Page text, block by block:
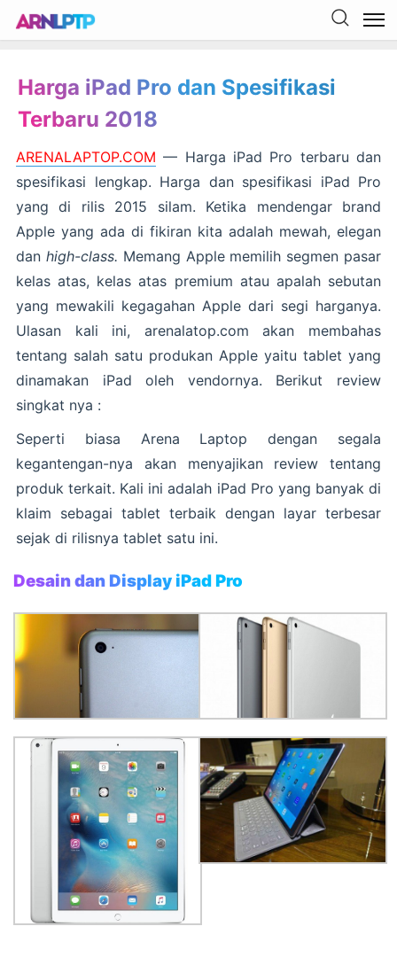
Harga iPad Pro dan Spesifikasi
Terbaru 2018
ARENALAPTOP.COM — Harga iPad Pro terbaru dan
spesifikasi lengkap. Harga dan spesifikasi iPad Pro
yang di rilis 2015 silam. Ketika mendengar brand
Apple yang ada di fikiran kita adalah mewah, elegan
dan high-class. Memang Apple memilih segmen pasar
kelas atas, kelas atas premium atau apalah sebutan
yang mewakili kegagahan Apple dari segi harganya.
Ulasan kali ini, arenalatop.com akan membahas
tentang salah satu produkan Apple yaitu tablet yang
dinamakan iPad oleh vendornya. Berikut review
singkat nya :
Seperti biasa Arena Laptop dengan segala
kegantengan-nya akan menyajikan review tentang
produk terkait. Kali ini adalah iPad Pro yang banyak di
klaim sebagai tablet terbaik dengan layar terbesar
sejak di rilisnya tablet satu ini.
Desain dan Display iPad Pro